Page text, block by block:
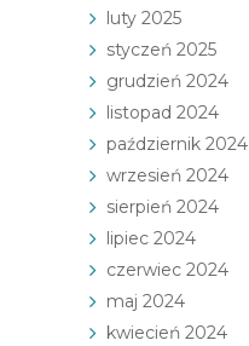
luty 2025
styczeń 2025
grudzień 2024
listopad 2024
październik 2024
wrzesień 2024
sierpień 2024
lipiec 2024
czerwiec 2024
maj 2024
kwiecień 2024